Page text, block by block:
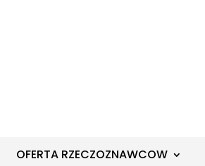
OFERTA RZECZOZNAWCOW